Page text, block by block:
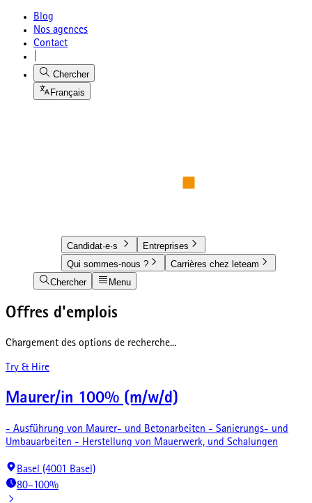
Blog
Nos agences
Contact
Chercher
Français
Candidat·e·s
Entreprises
Qui sommes-nous ?
Carrières chez leteam
Chercher
Menu
Offres d'emplois
Chargement des options de recherche...
Try & Hire
Maurer/in 100% (m/w/d)
- Ausführung von Maurer- und Betonarbeiten - Sanierungs- und
Umbauarbeiten - Herstellung von Mauerwerk, und Schalungen
Basel (4001 Basel)
80–100%